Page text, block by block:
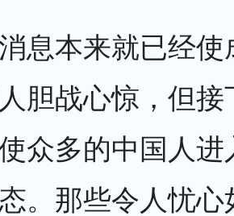
息本来就已经使
胆战心惊，但接
众多的中国人进
。那些令人忧心